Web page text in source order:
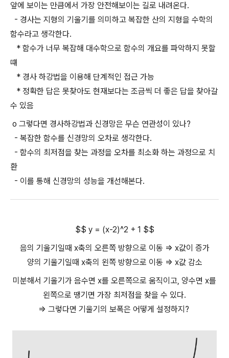
앞에 보이는 만큼에서 가장 안전해보이는 길로 내려온다.
- 경사는 지형의 기울기를 의미하고 복잡한 산의 지형을 수학의
함수라고 생각한다.
* 함수가 너무 복잡해 대수학으로 함수의 개요를 파악하지 못할
떄
* 경사 하강법을 이용해 단계적인 접근 가능
* 정확한 답은 못찾아도 현재보다는 조금씩 더 좋은 답을 찾아갈
수 있음
o 그렇다면 경사하강법과 신경망은 무슨 연관성이 있나?
- 복잡한 함수를 신경망의 오차로 생각한다.
- 함수의 최저점을 찾는 과정을 오차를 최소화 하는 과정으로 치
환
- 이를 통해 신경망의 성능을 개선해본다.
$$ y = (x-2)^2 + 1 $$
음의 기울기일때 x축의 오른쪽 방향으로 이동 => x값이 증가
양의 기울기일때 x축의 왼쪽 방향으로 이동 => x값 감소
미분해서 기울기가 음수면 x를 오른쪽으로 움직이고, 양수면 x를
왼쪽으로 땡기면 가장 최저점을 찾을 수 있다.
=> 그렇다면 기울기의 보폭은 어떻게 설정하지?